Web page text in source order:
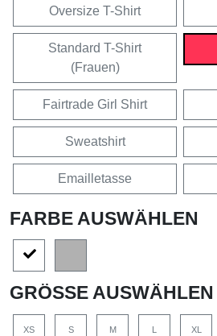
Oversize T-Shirt
Standard T-Shirt
(Frauen)
Fairtrade Girl Shirt
Sweatshirt
Emailletasse
FARBE AUSWÄHLEN
GRÖSSE AUSWÄHLEN
XS S M XL